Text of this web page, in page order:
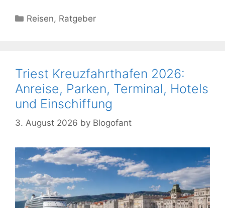
Kategorien
Reisen, Ratgeber
Triest Kreuzfahrthafen 2026:
Anreise, Parken, Terminal, Hotels
und Einschiffung
3. August 2026 by Blogofant